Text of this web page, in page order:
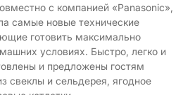
с компанией «Panasonic»,
самые новые технические
готовить максимально
условиях. Быстро, легко и
и предложены гостям
свеклы и сельдерея, ягодное